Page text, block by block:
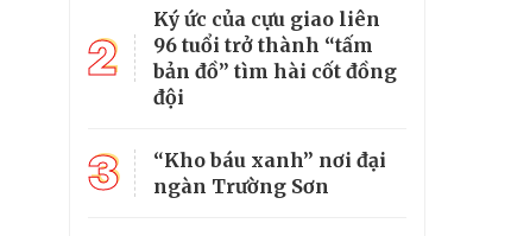
2
Ký ức của cựu giao liên
96 tuổi trở thành “tấm
bản đồ” tìm hài cốt đồng
đội
3
“Kho báu xanh” nơi đại
ngàn Trường Sơn